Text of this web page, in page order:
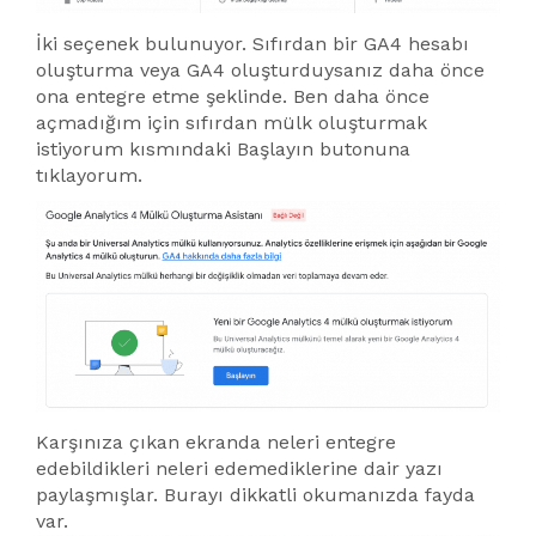
İki seçenek bulunuyor. Sıfırdan bir GA4 hesabı
oluşturma veya GA4 oluşturduysanız daha önce
ona entegre etme şeklinde. Ben daha önce
açmadığım için sıfırdan mülk oluşturmak
istiyorum kısmındaki Başlayın butonuna
tıklayorum.
Karşınıza çıkan ekranda neleri entegre
edebildikleri neleri edemediklerine dair yazı
paylaşmışlar. Burayı dikkatli okumanızda fayda
var.